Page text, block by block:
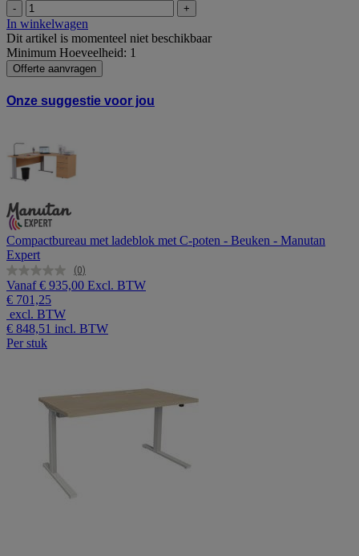
- +
In winkelwagen
Dit artikel is momenteel niet beschikbaar
Minimum Hoeveelheid: 1
Offerte aanvragen
Onze suggestie voor jou
Compactbureau met ladeblok met C-poten - Beuken - Manutan
Expert
Geen
scorewaarde.
(0)
Vanaf€ 935,00 Excl. BTW
€ 701,25
excl. BTW
€ 848,51 incl. BTW
Per stuk